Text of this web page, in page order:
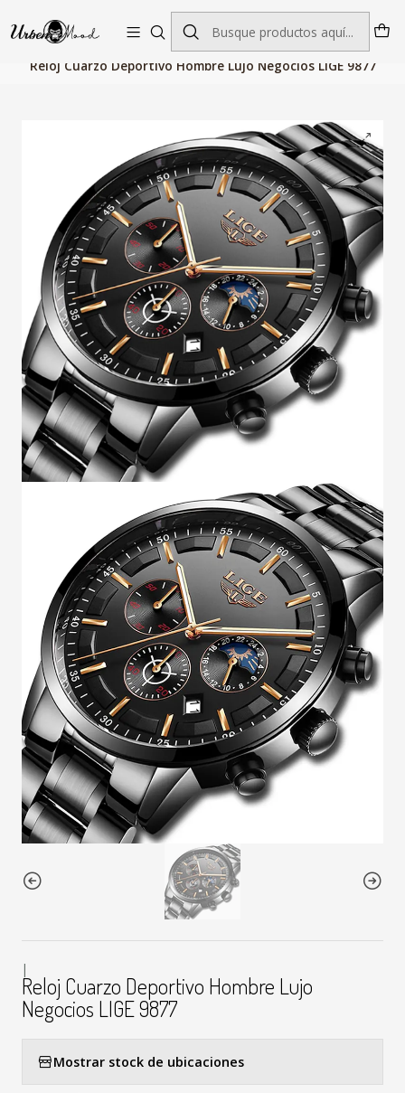
Envío GRATIS desde $60.000 | Entregas rápidas 1–5 días hábiles
Relojes Hombre Relojes Cuarzo
Reloj Cuarzo Deportivo Hombre Lujo Negocios LIGE 9877
|
Reloj Cuarzo Deportivo Hombre Lujo
Negocios LIGE 9877
Mostrar stock de ubicaciones